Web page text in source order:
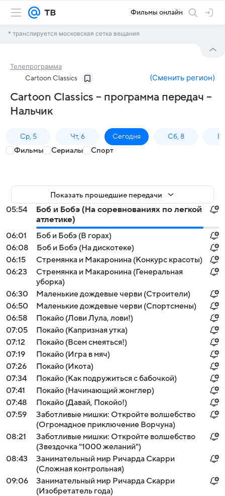
Фильмы онлайн
* транслируется московская сетка вещания
Телепрограмма
Cartoon Classics (Сменить регион)
Cartoon Classics – программа передач –
Нальчик
Ср, 5 Чт, 6 Сегодня Сб, 8
Фильмы Сериалы Спорт
Показать прошедшие передачи
05:54
Боб и Бобэ (На соревнованиях по легкой
атлетике)
06:01
Боб и Бобэ (В горах)
06:08
Боб и Бобэ (На дискотеке)
06:15
Стремянка и Макаронина (Конкурс красоты)
06:23
Стремянка и Макаронина (Генеральная
уборка)
06:30
Маленькие дождевые черви (Строители)
06:50
Маленькие дождевые черви (Спортсмены)
06:58
Покайо (Лови Лула, лови!)
07:05
Покайо (Капризная утка)
07:12
Покайо (Всем смеяться!)
07:19
Покайо (Игра в мяч)
07:26
Покайо (Икота)
07:34
Покайо (Как подружиться с бабочкой)
07:41
Покайо (Начинающий жонглер)
07:48
Покайо (Давай, Покойо!)
07:59
Заботливые мишки: Откройте волшебство
(Огромадное приключение Ворчуна)
08:21
Заботливые мишки: Откройте волшебство
(Звездочка "1000 желаний")
08:43
Занимательный мир Ричарда Скарри
(Сложная контрольная)
09:06
Занимательный мир Ричарда Скарри
(Изобретатель года)